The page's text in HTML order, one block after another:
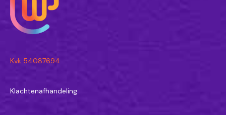
Kvk 54087694
Klachtenafhandeling